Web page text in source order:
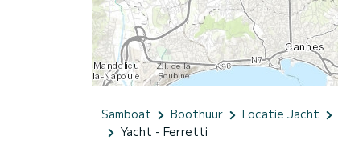
Samboat Boothuur Locatie Jacht
Yacht - Ferretti